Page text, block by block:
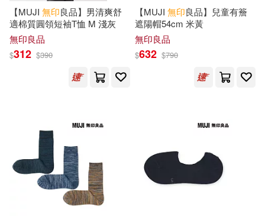
（以）JON AARONSON(1)
（印尼）迪諾‧帕迪‧賈拉爾(1)
（日）中村新(1)
（日）小川聖子(1)
（日）本多沙織(1)
麥浩斯(1)
【MUJI 無印良品】男清爽舒
適棉質圓領短袖T恤 M 淺灰
無印良品
$312 $390
【MUJI 無印良品】兒童有簷
遮陽帽54cm 米黃
無印良品
$632 $790